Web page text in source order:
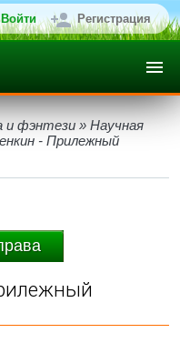
Войти Регистрация
и фэнтези » Научная
- Прилежный